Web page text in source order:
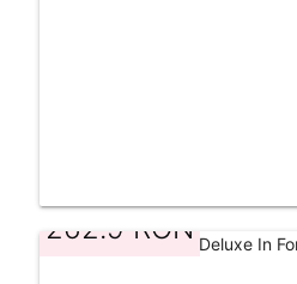
262.9 RON